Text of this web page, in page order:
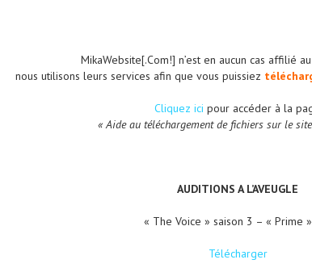
MikaWebsite[.Com!] n’est en aucun cas affilié
nous utilisons leurs services afin que vous puissiez
Cliquez ici pour accéder à la
« Aide au téléchargement de fichiers sur le
AUDITIONS A L’AVEUGLE
« The Voice » saison 3 – « Prime
Télécharger